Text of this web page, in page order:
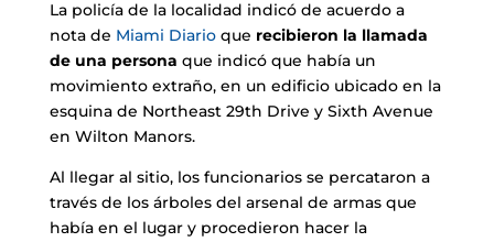
La policía de la localidad indicó de acuerdo a
nota de Miami Diarioque recibieron la llamada
de una persona que indicó que había un
movimiento extraño, en un edificio ubicado en la
esquina de Northeast 29th Drive y Sixth Avenue
en Wilton Manors.
Al llegar al sitio, los funcionarios se percataron a
través de los árboles del arsenal de armas que
había en el lugar y procedieron hacer la